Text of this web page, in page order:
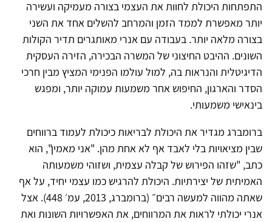
התפתחות היכולת לחוות את העצמי בצורה מעמיקה ועשירה
יותר מאפשרת לממד הזמן והמרחב להשלים אחד את השני
בצורה מלאה יותר. בעבודה עם אנרי מאותגרים תדיר הקולות
השונים. ההיבט החיצוני של המשרה הבכירה, הזירה העסקית
הדיגיטלית והנראות בה, למול עולמו הפנימי המציץ מבין חרכי
הסדר והארגון, החיפוש אחר משמעות עמוקה יותר, ומפגש
בינאישי משמעותי.
ברומברג מגדיר את היכולת לבריאות כיכולת לעמוד ברווחים
שבין מציאויות בלי לאבד אף לא אחת מהן. "אני מאמין", הוא
כתב, "שזהו הפירוש של קבלה עצמית, ושזוהי משמעותה
האמיתית של יצירתיות. היכולת להרגיש כמו עצמי יחיד, על אף
שאתה מהווה למעשה רבים״ (ברומברג, 2013, עמ׳ 448). אצל
אנרי יכולתי לראות את המרווחים, את האפשרויות השונות ואת